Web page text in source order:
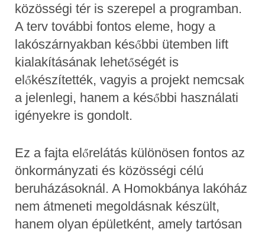
közösségi tér is szerepel a programban.
A terv további fontos eleme, hogy a
lakószárnyakban későbbi ütemben lift
kialakításának lehetőségét is
előkészítették, vagyis a projekt nemcsak
a jelenlegi, hanem a későbbi használati
igényekre is gondolt.
Ez a fajta előrelátás különösen fontos az
önkormányzati és közösségi célú
beruházásoknál. A Homokbánya lakóház
nem átmeneti megoldásnak készült,
hanem olyan épületként, amely tartósan